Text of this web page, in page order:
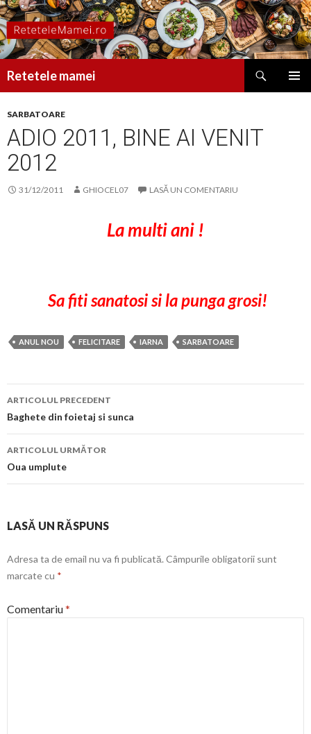
Retetele mamei
CONȚINUT
SARBATOARE
ADIO 2011, BINE AI VENIT
2012
31/12/2011 GHIOCEL07 LASĂ UN COMENTARIU
La multi ani !
Sa fiti sanatosi si la punga grosi!
ANUL NOU FELICITARE IARNA SARBATOARE
Navigare
în
articol
ARTICOLUL PRECEDENT
Baghete din foietaj si sunca
ARTICOLUL URMĂTOR
Oua umplute
LASĂ UN RĂSPUNS
Adresa ta de email nu va fi publicată. Câmpurile obligatorii sunt
marcate cu *
Comentariu*